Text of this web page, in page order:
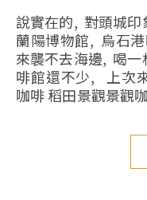
說實在的, 對頭城印象不深耶…不過後來發現, 原來
蘭陽博物館, 烏石
來襲不去海邊, 喝
啡館還不少, 上次
咖啡 稻田景觀景觀